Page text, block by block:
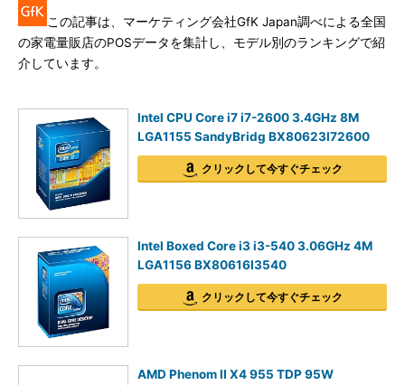
この記事は、マーケティング会社GfK Japan調べによる全国
の家電量販店のPOSデータを集計し、モデル別のランキングで紹
介しています。
Intel CPU Core i7 i7-2600 3.4GHz 8M
LGA1155 SandyBridg BX80623I72600
クリックして今すぐチェック
Intel Boxed Core i3 i3-540 3.06GHz 4M
LGA1156 BX80616I3540
クリックして今すぐチェック
AMD Phenom II X4 955 TDP 95W